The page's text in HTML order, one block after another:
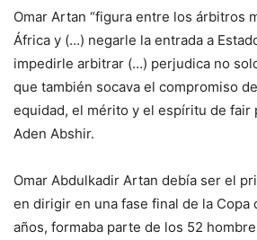
Omar Artan “figura entre los árbitros
África y (…) negarle la entrada a
impedirle arbitrar (…) perjudica no
que también socava el compromiso
equidad, el mérito y el espíritu de fair
Aden Abshir.
Omar Abdulkadir Artan debía ser el
en dirigir en una fase final de la Copa
años, formaba parte de los 52